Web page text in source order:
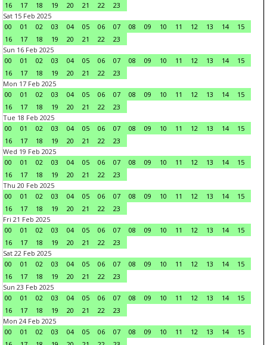
16
17 18 19 20 21 22
23
Sat 15 Feb 2025
00
01 02 03 04 05 06 07 08 09 10 11 12 13 14
15
16
17 18 19 20 21 22
23
Sun 16 Feb 2025
00
01 02 03 04 05 06 07 08 09 10 11 12 13 14
15
16
17 18 19 20 21 22
23
Mon 17 Feb 2025
00
01 02 03 04 05 06 07 08 09 10 11 12 13 14
15
16
17 18 19 20 21 22
23
Tue 18 Feb 2025
00
01 02 03 04 05 06 07 08 09 10 11 12 13 14
15
16
17 18 19 20 21 22
23
Wed 19 Feb 2025
00
01 02 03 04 05 06 07 08 09 10 11 12 13 14
15
16
17 18 19 20 21 22
23
Thu 20 Feb 2025
00
01 02 03 04 05 06 07 08 09 10 11 12 13 14
15
16
17 18 19 20 21 22
23
Fri 21 Feb 2025
00
01 02 03 04 05 06 07 08 09 10 11 12 13 14
15
16
17 18 19 20 21 22
23
Sat 22 Feb 2025
00
01 02 03 04 05 06 07 08 09 10 11 12 13 14
15
16
17 18 19 20 21 22
23
Sun 23 Feb 2025
00
01 02 03 04 05 06 07 08 09 10 11 12 13 14
15
16
17 18 19 20 21 22
23
Mon 24 Feb 2025
00
01 02 03 04 05 06 07 08 09 10 11 12 13 14
15